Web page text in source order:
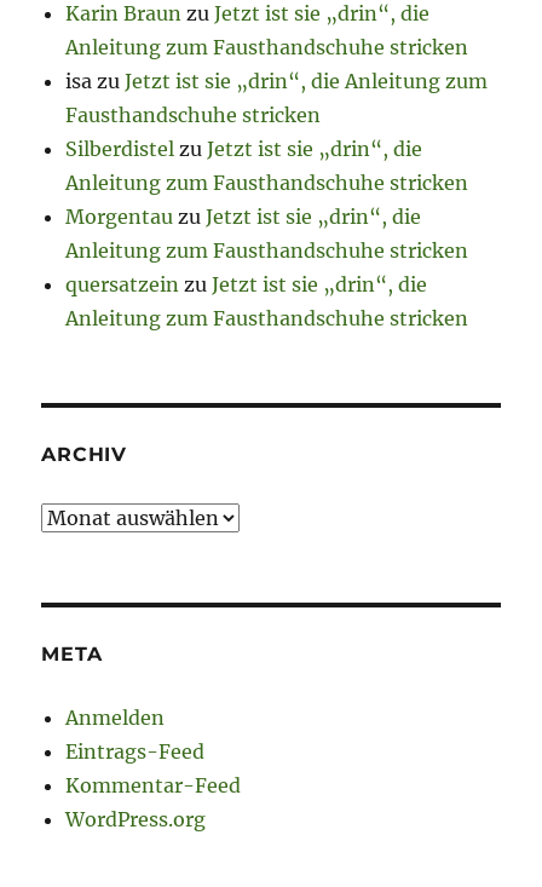
Karin Braun zuJetzt ist sie „drin“, die
Anleitung zum Fausthandschuhe stricken
isa zuJetzt ist sie „drin“, die Anleitung zum
Fausthandschuhe stricken
Silberdistel zuJetzt ist sie „drin“, die
Anleitung zum Fausthandschuhe stricken
Morgentau zuJetzt ist sie „drin“, die
Anleitung zum Fausthandschuhe stricken
quersatzein zuJetzt ist sie „drin“, die
Anleitung zum Fausthandschuhe stricken
ARCHIV
Archiv
META
Anmelden
Eintrags-Feed
Kommentar-Feed
WordPress.org